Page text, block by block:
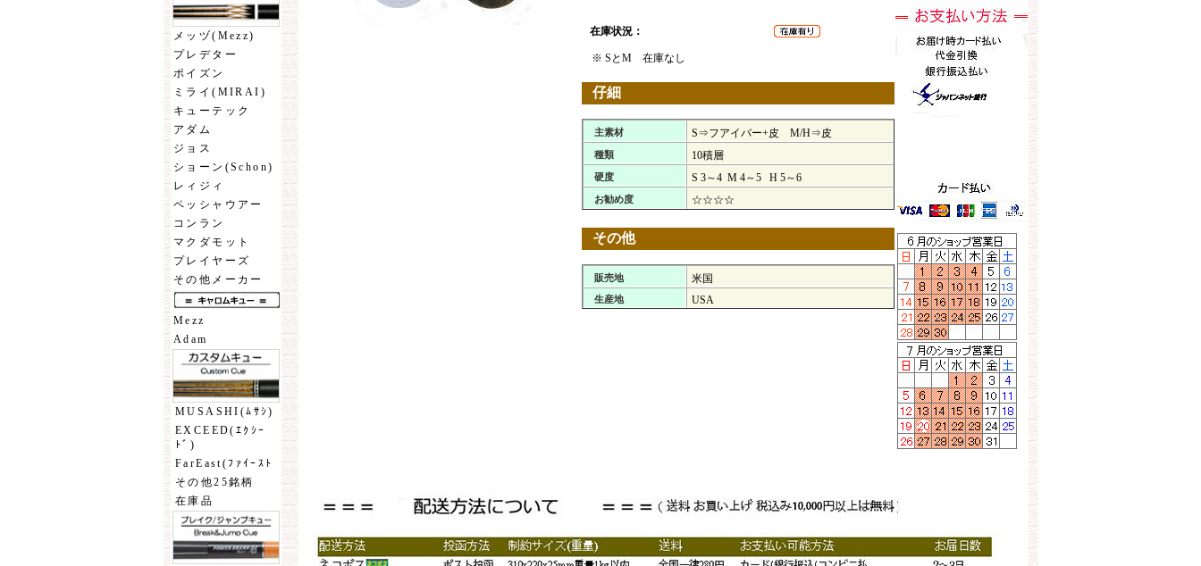
メッヅ(Mezz)
プレデター
ポイズン
ミライ(MIRAI)
キューテック
アダム
ジョス
ショーン(Schon)
レィジィ
ペッシャウアー
コンラン
マクダモット
プレイヤーズ
その他メーカー
Mezz
Adam
MUSASHI(ﾑｻｼ)
EXCEED(ｴｸｼｰ
ﾄﾞ)
FarEast(ﾌｧｲｰｽﾄ
その他25銘柄
在庫品
在庫状況：
※ SとM 在庫なし
仔細
主素材 S⇒フアイバー+皮 M/H⇒皮
種類 10積層
硬度 S 3～4 M 4～5 H 5～6
お勧め度 ☆☆☆☆
その他
販売地 米国
生産地 USA